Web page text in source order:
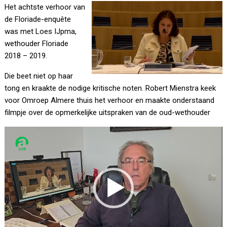
Het achtste verhoor van
de Floriade-enquête
was met Loes IJpma,
wethouder Floriade
2018 – 2019.
Die beet niet op haar
tong en kraakte de nodige kritische noten. Robert Mienstra keek
voor Omroep Almere thuis het verhoor en maakte onderstaand
filmpje over de opmerkelijke uitspraken van de oud-wethouder